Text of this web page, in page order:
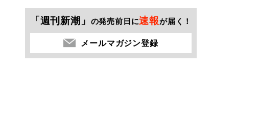
「週刊新潮」 の発売前日に速報が届く！
メールマガジン登録